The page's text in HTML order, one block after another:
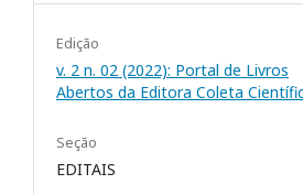
Edição
v. 2 n. 02 (2022): Portal de Livros
Abertos da Editora Coleta
Seção
EDITAIS